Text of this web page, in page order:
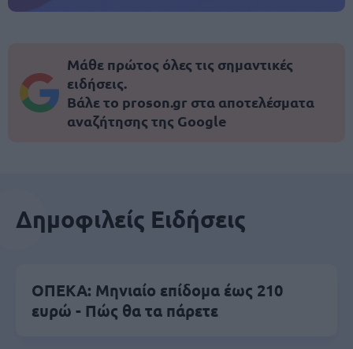
Μάθε πρώτος όλες τις σημαντικές
ειδήσεις.
Βάλε το proson.gr στα αποτελέσματα
αναζήτησης της Google
Δημοφιλείς Ειδήσεις
ΟΠΕΚΑ: Μηνιαίο επίδομα έως 210
ευρώ - Πώς θα τα πάρετε